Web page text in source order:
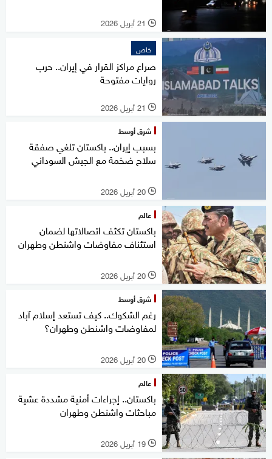
l 21 أبريل 2026
خاص
صراع مراكز القرار في إيران.. حرب
روايات مفتوحة
l 21 أبريل 2026
شرق أوسط
بسبب إيران.. باكستان تلغي صفقة
سلاح ضخمة مع الجيش السوداني
l 20 أبريل 2026
عالم
باكستان تكثف اتصالاتها لضمان
استئناف مفاوضات واشنطن وطهران
l 20 أبريل 2026
شرق أوسط
رغم الشكوك.. كيف تستعد إسلام آباد
لمفاوضات واشنطن وطهران؟
l 20 أبريل 2026
عالم
باكستان.. إجراءات أمنية مشددة عشية
مباحثات واشنطن وطهران
l 19 أبريل 2026